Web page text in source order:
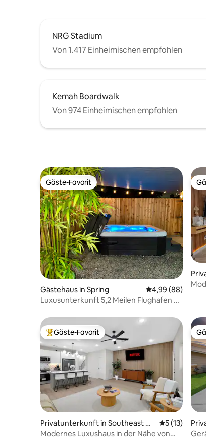
NRG Stadium
Von 1.417 Einheimischen empfohlen
Kemah Boardwalk
Von 974 Einheimischen empfohlen
Gäste-Favorit
Gäste-Favorit
Gästehaus in Spring
4,99 (88)
Luxusunterkunft 5,2 Meilen Flughafen +
WLAN
Beliebter Gäste-Favorit.
Gäste-Favorit
Privatunterkunft in Southeast Ho
uston
5 (13)
Modernes Luxushaus in der Nähe von
n